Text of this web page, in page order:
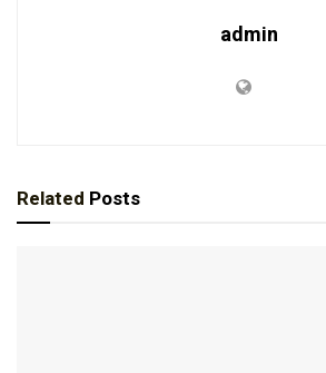
admin
Related Posts